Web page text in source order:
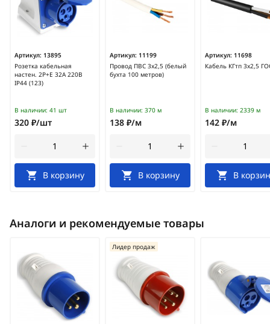
Артикул: 13895
Розетка кабельная
настен. 2Р+Е 32А 220В
IP44 (123)
В наличии: 41 шт
320 ₽/шт
В корзину
Артикул: 11199
Провод ПВС 3х2,5 (белый
бухта 100 метров)
В наличии: 370 м
138 ₽/м
В корзину
Артикул: 11698
Кабель КГтп 3х2,5
В наличии: 2339 м
142 ₽/м
В
Аналоги и рекомендуемые товары
Лидер продаж